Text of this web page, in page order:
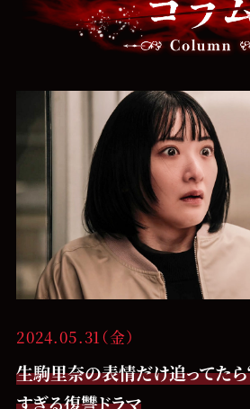
2024.05.31（金）
生駒里奈の表情だけ追ってた
すぎる復讐ドラマ